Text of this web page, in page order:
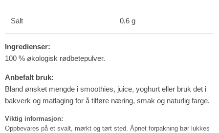
Salt 0,6 g
Ingredienser:
100 % økologisk rødbetepulver.
Anbefalt bruk:
Bland ønsket mengde i smoothies, juice, yoghurt eller bruk det i
bakverk og matlaging for å tilføre næring, smak og naturlig farge.
Viktig informasjon:
Oppbevares på et svalt, mørkt og tørt sted. Åpnet forpakning bør lukkes